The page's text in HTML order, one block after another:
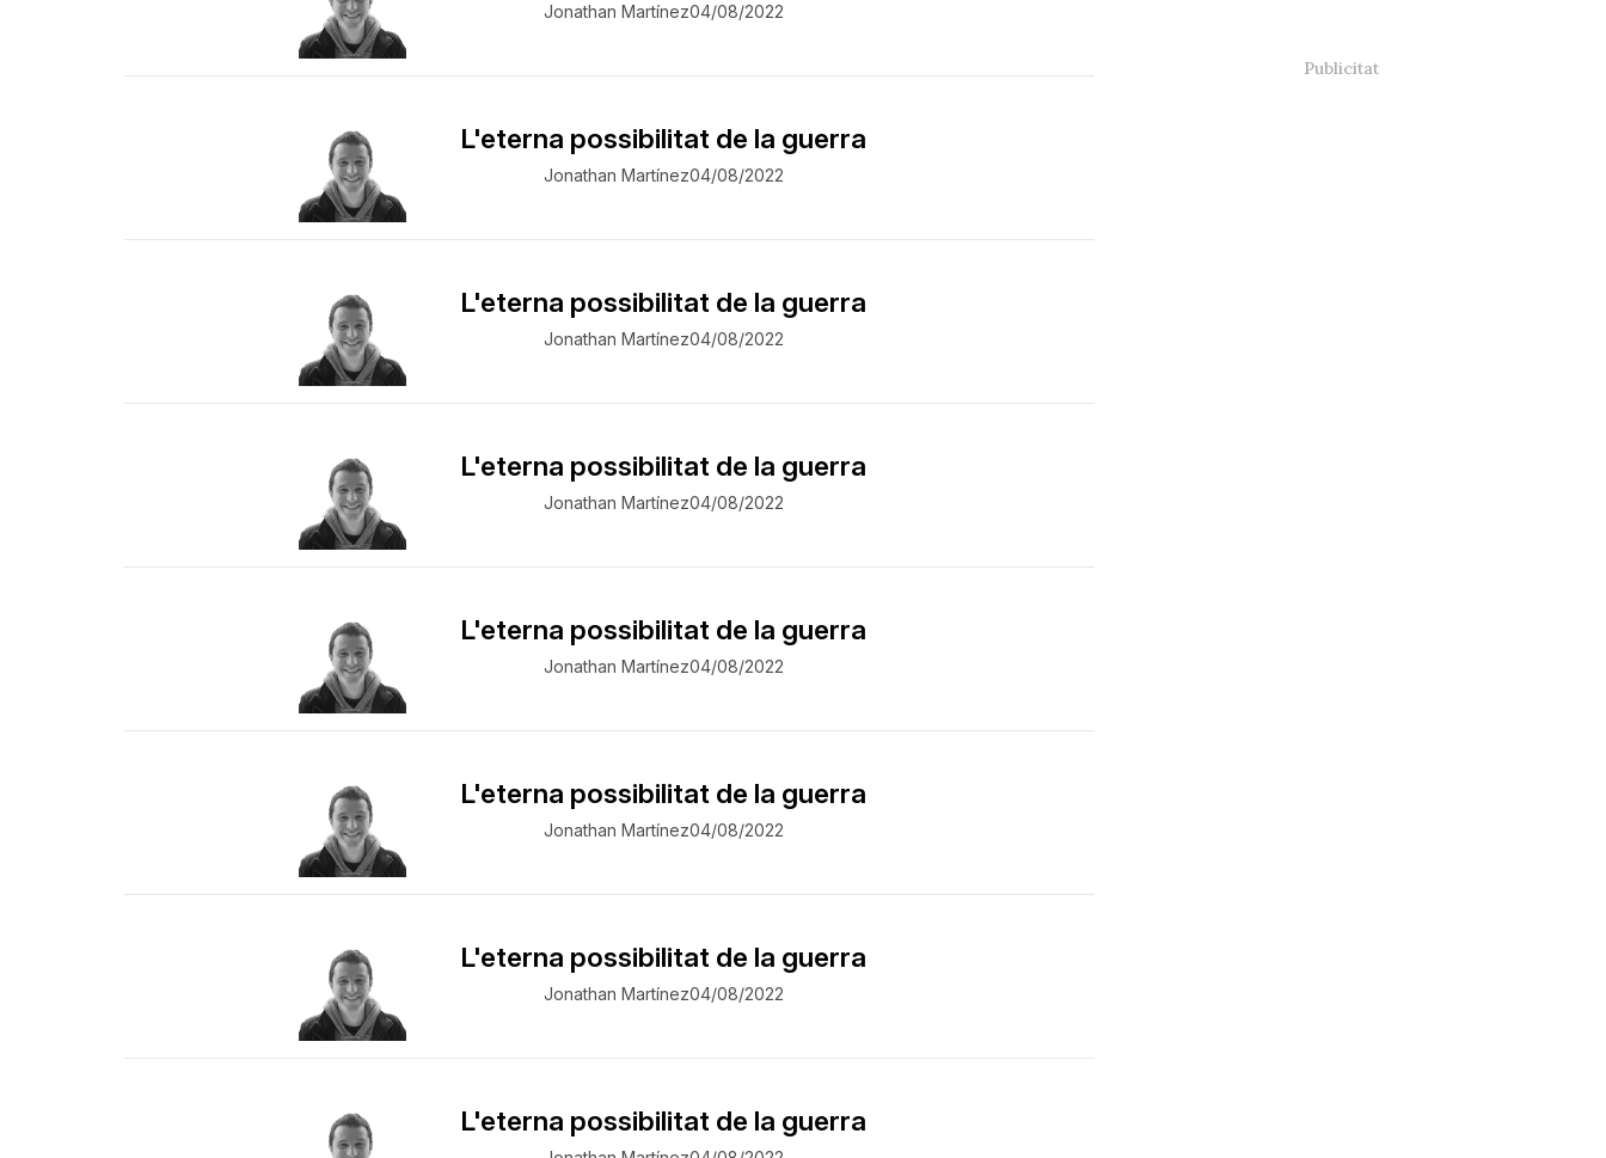
Jonathan Martínez04/08/2022
L'eterna possibilitat de la guerra
Jonathan Martínez04/08/2022
L'eterna possibilitat de la guerra
Jonathan Martínez04/08/2022
L'eterna possibilitat de la guerra
Jonathan Martínez04/08/2022
L'eterna possibilitat de la guerra
Jonathan Martínez04/08/2022
L'eterna possibilitat de la guerra
Jonathan Martínez04/08/2022
L'eterna possibilitat de la guerra
Jonathan Martínez04/08/2022
L'eterna possibilitat de la guerra